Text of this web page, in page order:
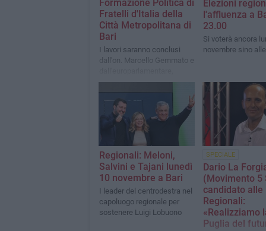
Formazione Politica di
Fratelli d'Italia della
Città Metropolitana di
Bari
I lavori saranno conclusi
dall'on. Marcello Gemmato e
Michele Picaro
Elezioni
l'affluenza a
23.00
Si voterà ancora
novembre sino
Regionali: Meloni,
Salvini e Tajani lunedì
10 novembre a Bari
I leader del centrodestra nel
capoluogo regionale per
sostenere Luigi Lobuono
SPECIALE
Dario La
(Movimento 5
candidato alle
Regionali:
«Realizziamo
Puglia del